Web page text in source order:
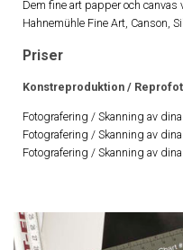
Dem fine art papper och
Hahnemühle Fine Art, Canson,
Priser
Konstreproduktion /
Fotografering / Skanning av
Fotografering / Skanning av
Fotografering / Skanning av